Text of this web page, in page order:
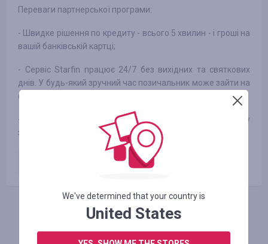
Переваги партнерської програми:
- Швидке рішення по кредиту - всього 5 хвилин - і гроші на
вашій банківській картці;
- Сервіс Starfin працює 24/7 без вихідних та святкових
днів. У будь-який зручний час позичальник може зайти на
сайт та подати заявку на кредит онлайн.
- Погоджуємо до 96% від усіх звернень. Гроші на картку
зараховуються миттєво.
Перший виданий кредит
АВТОРИЗУЙТЕСЬ, ЩОБ ЗАЛИШИТИ ВІДГУК
We've determined that your country is
United States